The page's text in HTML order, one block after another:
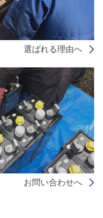
選ばれる理由へ
お問い合わせへ